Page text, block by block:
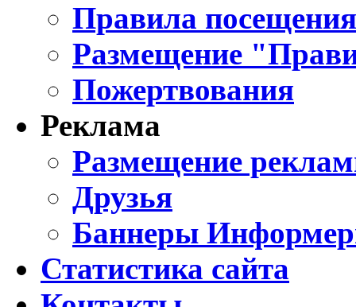
Правила
Размещение
Пожертвования
Реклама
Размещение
Друзья
Баннеры
Статистика сайта